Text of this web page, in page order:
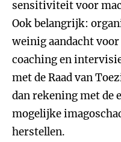
sensitiviteit voor
Ook belangrijk:
weinig aandacht
coaching en
met de Raad van
dan rekening met de
mogelijke
herstellen.